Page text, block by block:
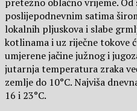
poslijepodnevnim satima
lokalnih pljuskova i slabe
kotlinama i uz riječne tokove
umjerene jačine južnog i
jutarnja temperatura zraka
zemlje do 10°C. Najviša
16 i 23°C.